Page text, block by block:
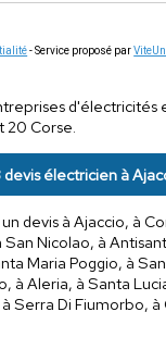
- Service proposé par
d'électricités
20 Corse.
devis électricien à
devis à Ajaccio, à
Nicolao, à
Maria Poggio, à
à Aleria, à Santa
Serra Di Fiumorbo, à